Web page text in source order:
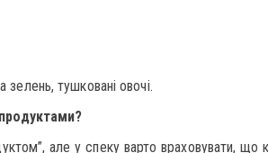
зелень, тушковані овочі.
але у спеку варто враховувати, що